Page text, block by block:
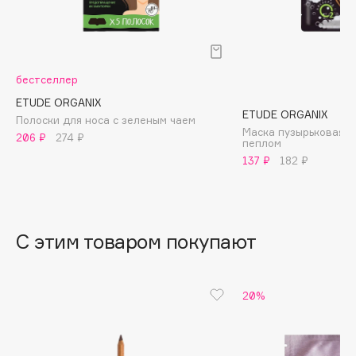
Balmain Hair Couture
Basicare
beautyblender
бестселлер
ETUDE ORGANIX
Полоски для носа с зеленым чаем
206 ₽
274 ₽
ETUDE ORGANIX
Маска пузырьковая
пеплом
137 ₽
182 ₽
С этим товаром покупают
20%